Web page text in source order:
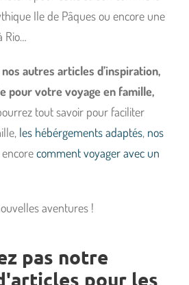
Ile de Pâques ou encore une
Rio…
autres articles d’inspiration,
pour votre voyage en famille,
tout savoir pour faciliter
les hébérgements adaptés, nos
comment voyager avec un
aventures !
pas notre
pour les